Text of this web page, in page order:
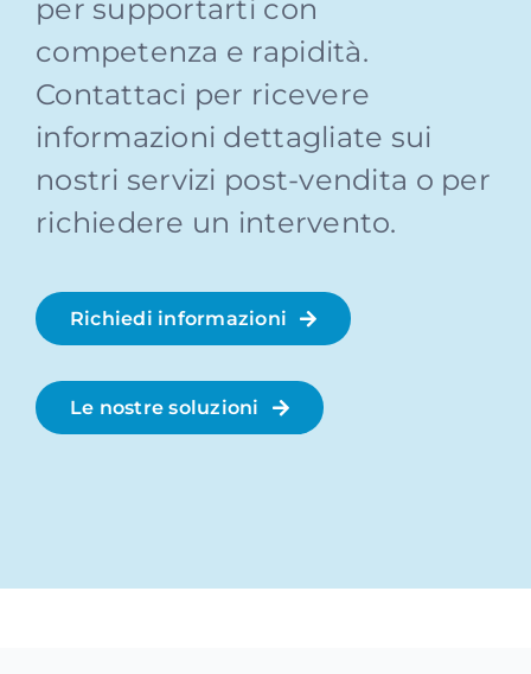
per supportarti con
competenza e rapidità.
Contattaci per ricevere
informazioni dettagliate sui
nostri servizi post-vendita o per
richiedere un intervento.
Richiedi informazioni
Le nostre soluzioni